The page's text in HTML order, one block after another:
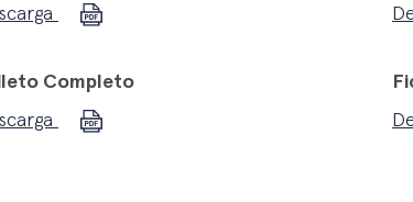
Completo